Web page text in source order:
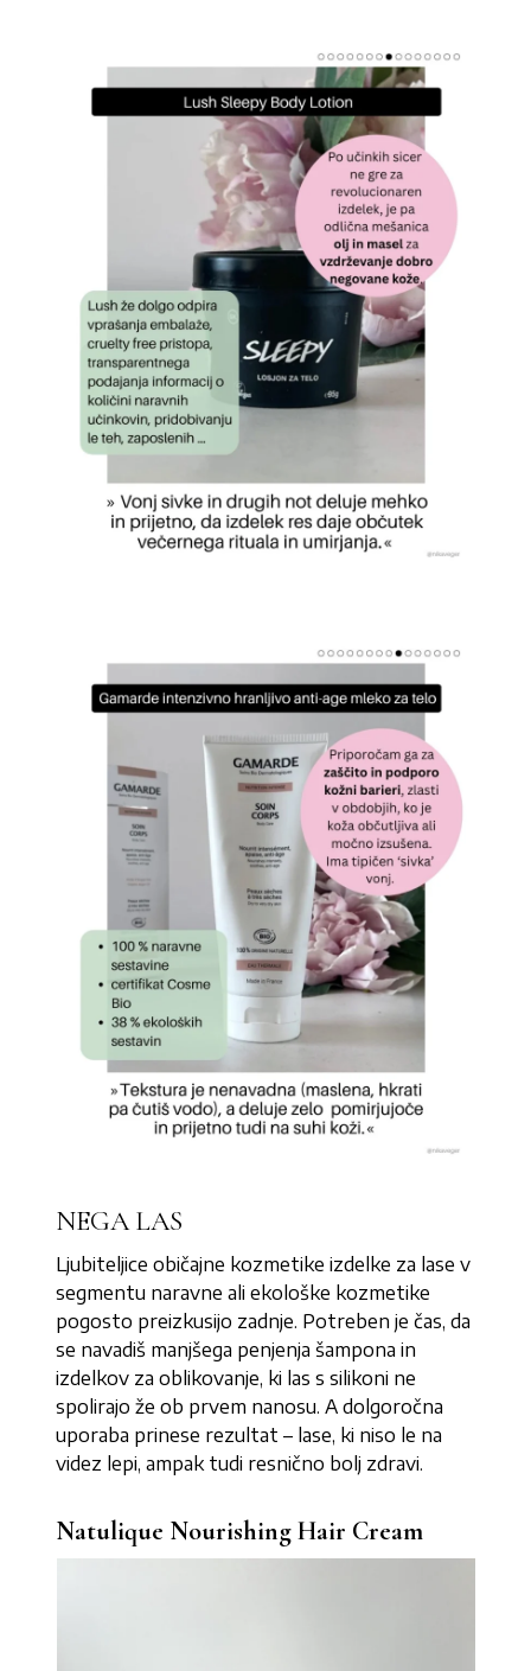
NEGA LAS
Ljubiteljice običajne kozmetike izdelke za lase v
segmentu naravne ali ekološke kozmetike
pogosto preizkusijo zadnje. Potreben je čas, da
se navadiš manjšega penjenja šampona in
izdelkov za oblikovanje, ki las s silikoni ne
spolirajo že ob prvem nanosu. A dolgoročna
uporaba prinese rezultat – lase, ki niso le na
videz lepi, ampak tudi resnično bolj zdravi.
Natulique Nourishing Hair Cream